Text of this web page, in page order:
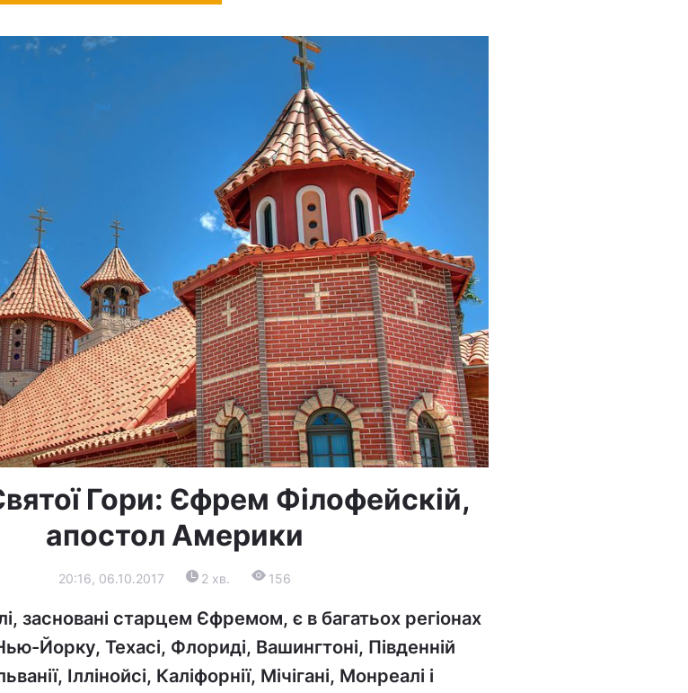
Гори: Єфрем Філофейскій,
апостол Америки
20:16, 06.10.2017 2 хв. 156
засновані старцем Єфремом, є в багатьох регіонах
Йорку, Техасі, Флориді, Вашингтоні, Південній
Іллінойсі, Каліфорнії, Мічігані, Монреалі і